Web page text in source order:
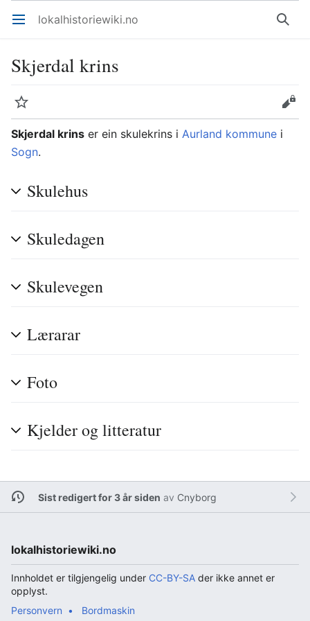
Åpne hovedmenyen lokalhistoriewiki.no Søk
Skjerdal krins
Overvåk
Rediger
Skjerdal krins er ein skulekrins i Aurland kommune i
Sogn.
Skulehus
Skuledagen
Skulevegen
Lærarar
Foto
Kjelder og litteratur
Sist redigert for 3 år siden av Cnyborg
lokalhistoriewiki.no
Innholdet er tilgjengelig under CC-BY-SA der ikke annet er
opplyst.
Personvern
Bordmaskin